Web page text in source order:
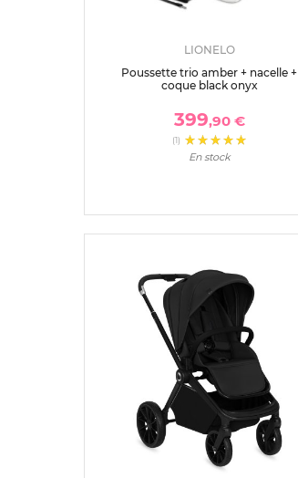
LIONELO
Poussette trio amber + nacelle +
coque black onyx
399,90 €
(1)
En stock